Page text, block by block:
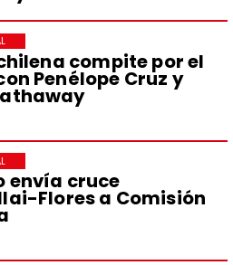
compite por el
Penélope Cruz y
envía cruce
Flores a Comisión